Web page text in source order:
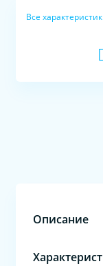
Все
Описание